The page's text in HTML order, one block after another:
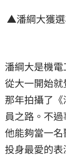
▲潘綱大獲選
潘綱大是機
從大一開始
那年拍攝了
員之路。不
他能夠當一
投身最愛的